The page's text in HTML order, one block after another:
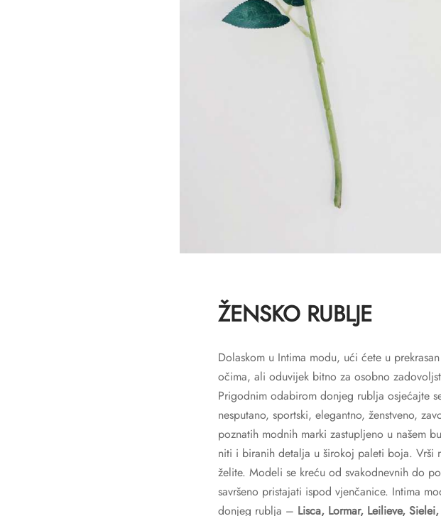
ŽENSKO RUBLJE
Dolaskom u Intima modu, ući ćete u
očima, ali oduvijek bitno za osobno
Prigodnim odabirom donjeg rublja osjećajte
nesputano, sportski, elegantno, ženstveno,
poznatih modnih marki zastupljeno u našem
niti i biranih detalja u širokoj paleti boja. Vrši
želite. Modeli se kreću od svakodnevnih do
savršeno pristajati ispod vjenčanice. Intima
donjeg rublja – Lisca, Lormar, Leilieve,